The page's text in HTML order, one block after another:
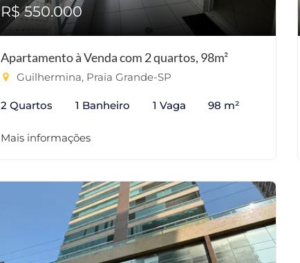
R$ 550.000
Apartamento à Venda com 2 quartos, 98m²
Guilhermina, Praia Grande-SP
2 Quartos 1 Banheiro 1 Vaga 98 m²
Mais informações